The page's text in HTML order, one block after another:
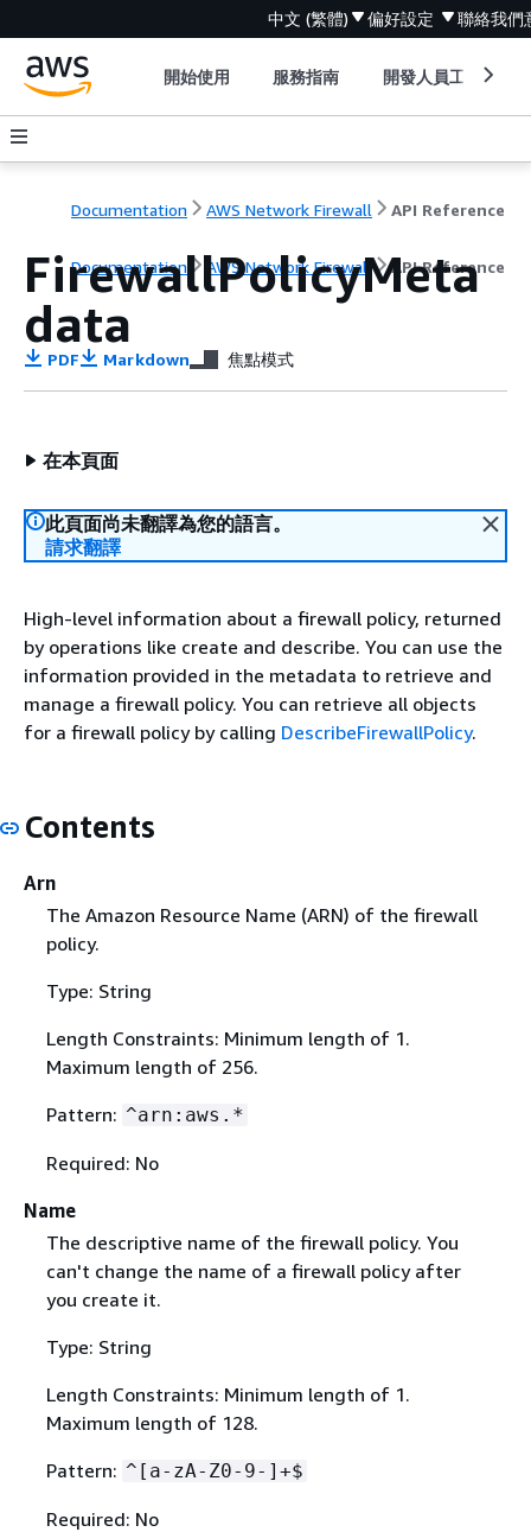
中文 (繁體) 偏好設定 聯絡我們
開始使用 服務指南 開發人員工具
Documentation AWS Network Firewall API Reference
Documentation AWS Network Firewall API Reference
FirewallPolicyMeta
data
PDF Markdown 焦點模式
在本頁面
此頁面尚未翻譯為您的語言。
請求翻譯
High-level information about a firewall policy, returned
by operations like create and describe. You can use the
information provided in the metadata to retrieve and
manage a firewall policy. You can retrieve all objects
for a firewall policy by calling DescribeFirewallPolicy.
Contents
Arn
The Amazon Resource Name (ARN) of the firewall
policy.
Type: String
Length Constraints: Minimum length of 1.
Maximum length of 256.
Pattern: ^arn:aws.*
Required: No
Name
The descriptive name of the firewall policy. You
can't change the name of a firewall policy after
you create it.
Type: String
Length Constraints: Minimum length of 1.
Maximum length of 128.
Pattern: ^[a-zA-Z0-9-]+$
Required: No